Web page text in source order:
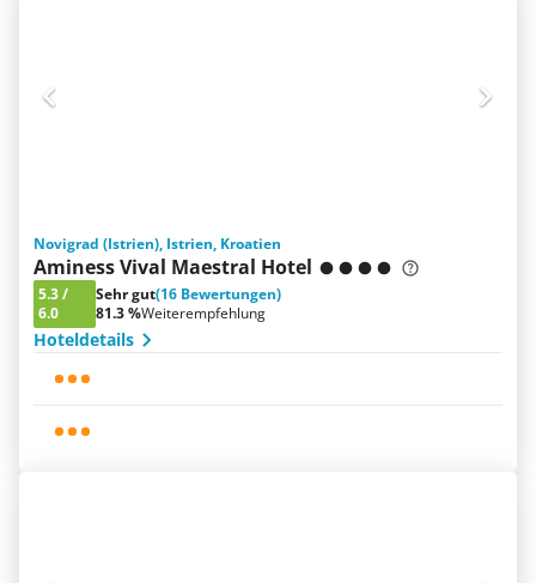
Novigrad (Istrien), Istrien, Kroatien
Aminess Vival Maestral Hotel
5.3/
6.0
Sehr gut(16 Bewertungen)
81.3 %Weiterempfehlung
Hoteldetails